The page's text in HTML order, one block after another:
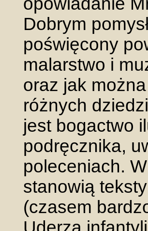
Dobrym
poświęcony
malarstwo i
oraz jak
różnych
jest bogactwo
podręcznika,
poleceniach.
stanowią
(czasem